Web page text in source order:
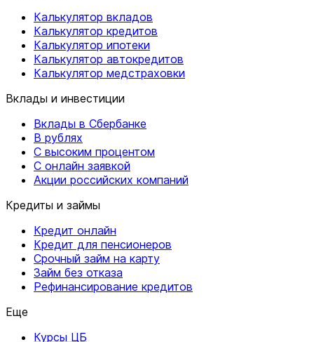
Калькулятор вкладов
Калькулятор кредитов
Калькулятор ипотеки
Калькулятор автокредитов
Калькулятор медстраховки
Вклады и инвестиции
Вклады в Сбербанке
В рублях
С высоким процентом
С онлайн заявкой
Акции российских компаний
Кредиты и займы
Кредит онлайн
Кредит для пенсионеров
Срочный займ на карту
Займ без отказа
Рефинансирование кредитов
Еще
Курсы ЦБ